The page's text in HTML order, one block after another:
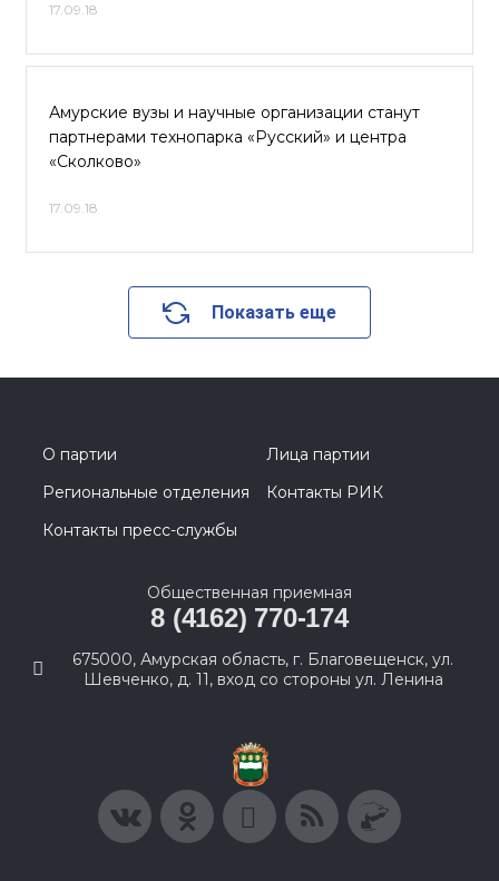
17.09.18
Амурские вузы и научные организации станут
партнерами технопарка «Русский» и центра
«Сколково»
17.09.18
Показать еще
О партии
Лица партии
Региональные отделения
Контакты РИК
Контакты пресс-службы
Общественная приемная
8 (4162) 770-174
675000, Амурская область, г. Благовещенск, ул.
Шевченко, д. 11, вход со стороны ул. Ленина